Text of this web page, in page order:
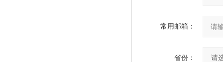
常用邮箱：
省份：